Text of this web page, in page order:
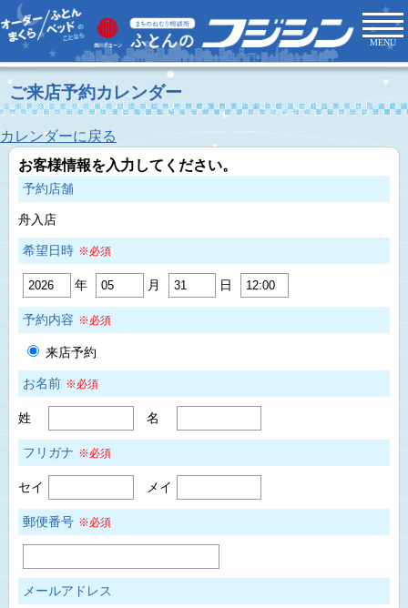
MENU
ご来店予約カレンダー
カレンダーに戻る
お客様情報を入力してください。
予約店舗
舟入店
希望日時 ※必須
年 月 日
予約内容 ※必須
来店予約
お名前 ※必須
姓 名
フリガナ ※必須
セイ メイ
郵便番号 ※必須
メールアドレス